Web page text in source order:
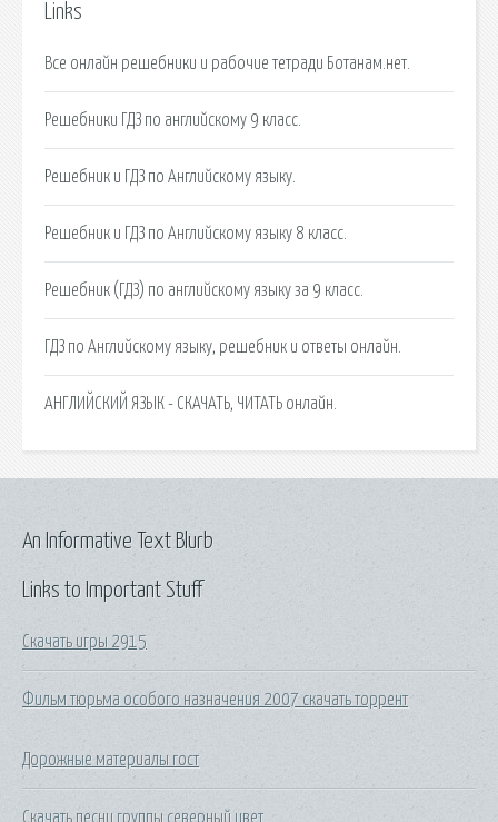
Links
Все онлайн решебники и рабочие тетради Ботанам.нет.
Решебники ГДЗ по английскому 9 класс.
Решебник и ГДЗ по Английскому языку.
Решебник и ГДЗ по Английскому языку 8 класс.
Решебник (ГДЗ) по английскому языку за 9 класс.
ГДЗ по Английскому языку, решебник и ответы онлайн.
АНГЛИЙСКИЙ ЯЗЫК - СКАЧАТЬ, ЧИТАТЬ онлайн.
Links to Important Stuff
Скачать игры 2915
Фильм тюрьма особого назначения 2007 скачать торрент
Дорожные материалы гост
Скачать песни группы северный цвет
An Informative Text Blurb